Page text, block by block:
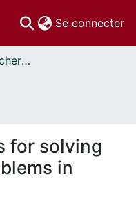
Se connecter
Vice-rectorat à la recherche // Office of the V-P, Research
for solving
in